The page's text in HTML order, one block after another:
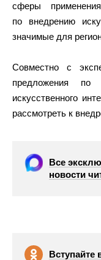
сферы
по внедрению
значимые для
Совместно с
предложения по
искусственного
рассмотреть к
Все
новости
Вступайте